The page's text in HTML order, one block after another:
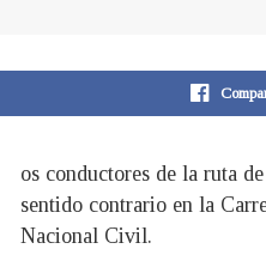
os conductores de la ruta
sentido contrario en la
Nacional Civil.